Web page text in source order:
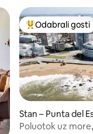
gosti”
Među najviše
Odabrali gosti
Stan – Punta del
Poluotok uz